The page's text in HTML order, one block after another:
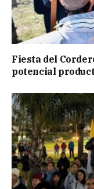
Fiesta del
potencial